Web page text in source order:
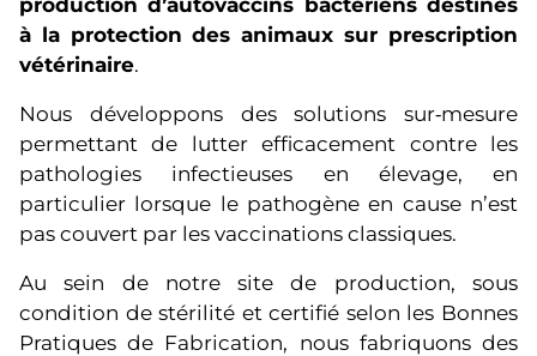
production d’autovaccins bactériens destinés
à la protection des animaux sur prescription
vétérinaire.
Nous développons des solutions sur‑mesure
permettant de lutter efficacement contre les
pathologies infectieuses en élevage, en
particulier lorsque le pathogène en cause n’est
pas couvert par les vaccinations classiques.
Au sein de notre site de production, sous
condition de stérilité et certifié selon les Bonnes
Pratiques de Fabrication, nous fabriquons des